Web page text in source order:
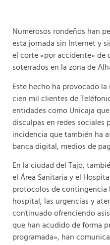
Numerosos rondeños han
esta jornada sin Internet y
el corte «por accidente» de
soterrados en la zona de
Este hecho ha provocado
cien mil clientes de
entidades como Unicaja
disculpas en redes sociales
incidencia que también ha
banca digital, medios de
En la ciudad del Tajo,
el Área Sanitaria y el
protocolos de
hospital, las urgencias y
continuado ofrenciendo
que han acudido de forma
programada», han